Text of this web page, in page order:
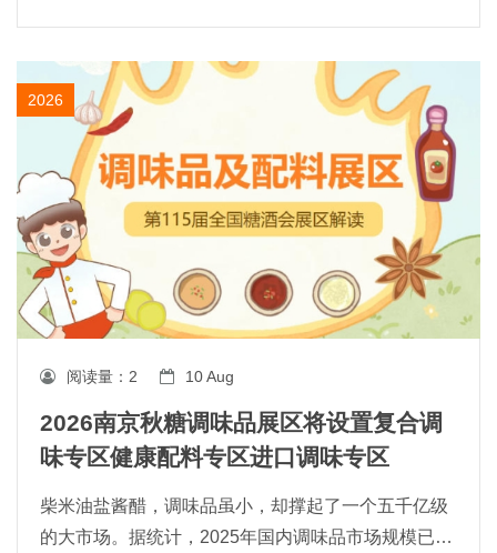
2026
阅读量： 2 10 Aug
2026南京秋糖调味品展区将设置复合调
味专区健康配料专区进口调味专区
柴米油盐酱醋，调味品虽小，却撑起了一个五千亿级
的大市场。据统计，2025年国内调味品市场规模已超